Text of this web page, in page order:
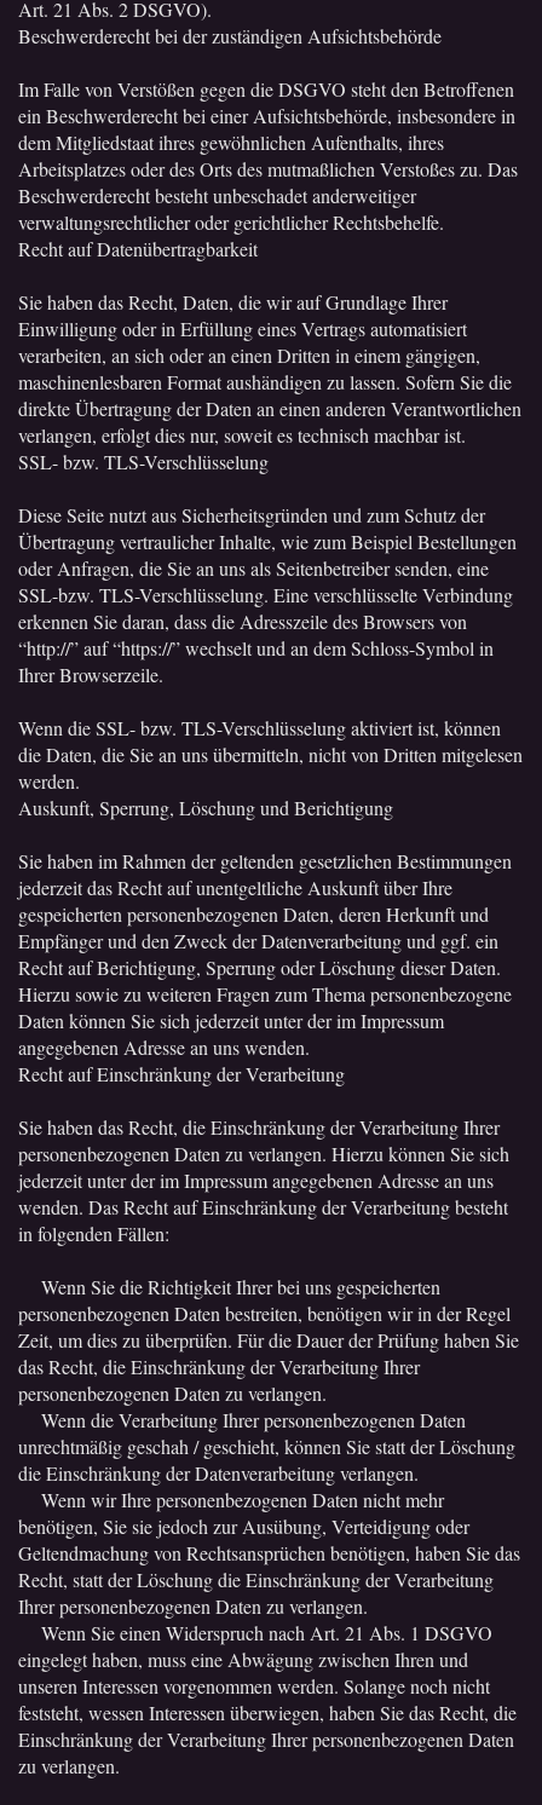
Art. 21 Abs. 2 DSGVO).
Beschwerderecht bei der zuständigen Aufsichtsbehörde
Im Falle von Verstößen gegen die DSGVO steht den Betroffenen
ein Beschwerderecht bei einer Aufsichtsbehörde, insbesondere in
dem Mitgliedstaat ihres gewöhnlichen Aufenthalts, ihres
Arbeitsplatzes oder des Orts des mutmaßlichen Verstoßes zu. Das
Beschwerderecht besteht unbeschadet anderweitiger
verwaltungsrechtlicher oder gerichtlicher Rechtsbehelfe.
Recht auf Datenübertragbarkeit
Sie haben das Recht, Daten, die wir auf Grundlage Ihrer
Einwilligung oder in Erfüllung eines Vertrags automatisiert
verarbeiten, an sich oder an einen Dritten in einem gängigen,
maschinenlesbaren Format aushändigen zu lassen. Sofern Sie die
direkte Übertragung der Daten an einen anderen Verantwortlichen
verlangen, erfolgt dies nur, soweit es technisch machbar ist.
SSL- bzw. TLS-Verschlüsselung
Diese Seite nutzt aus Sicherheitsgründen und zum Schutz der
Übertragung vertraulicher Inhalte, wie zum Beispiel Bestellungen
oder Anfragen, die Sie an uns als Seitenbetreiber senden, eine
SSL-bzw. TLS-Verschlüsselung. Eine verschlüsselte Verbindung
erkennen Sie daran, dass die Adresszeile des Browsers von
“http://” auf “https://” wechselt und an dem Schloss-Symbol in
Ihrer Browserzeile.
Wenn die SSL- bzw. TLS-Verschlüsselung aktiviert ist, können
die Daten, die Sie an uns übermitteln, nicht von Dritten mitgelesen
werden.
Auskunft, Sperrung, Löschung und Berichtigung
Sie haben im Rahmen der geltenden gesetzlichen Bestimmungen
jederzeit das Recht auf unentgeltliche Auskunft über Ihre
gespeicherten personenbezogenen Daten, deren Herkunft und
Empfänger und den Zweck der Datenverarbeitung und ggf. ein
Recht auf Berichtigung, Sperrung oder Löschung dieser Daten.
Hierzu sowie zu weiteren Fragen zum Thema personenbezogene
Daten können Sie sich jederzeit unter der im Impressum
angegebenen Adresse an uns wenden.
Recht auf Einschränkung der Verarbeitung
Sie haben das Recht, die Einschränkung der Verarbeitung Ihrer
personenbezogenen Daten zu verlangen. Hierzu können Sie sich
jederzeit unter der im Impressum angegebenen Adresse an uns
wenden. Das Recht auf Einschränkung der Verarbeitung besteht
in folgenden Fällen:
Wenn Sie die Richtigkeit Ihrer bei uns gespeicherten
personenbezogenen Daten bestreiten, benötigen wir in der Regel
Zeit, um dies zu überprüfen. Für die Dauer der Prüfung haben Sie
das Recht, die Einschränkung der Verarbeitung Ihrer
personenbezogenen Daten zu verlangen.
Wenn die Verarbeitung Ihrer personenbezogenen Daten
unrechtmäßig geschah / geschieht, können Sie statt der Löschung
die Einschränkung der Datenverarbeitung verlangen.
Wenn wir Ihre personenbezogenen Daten nicht mehr
benötigen, Sie sie jedoch zur Ausübung, Verteidigung oder
Geltendmachung von Rechtsansprüchen benötigen, haben Sie das
Recht, statt der Löschung die Einschränkung der Verarbeitung
Ihrer personenbezogenen Daten zu verlangen.
Wenn Sie einen Widerspruch nach Art. 21 Abs. 1 DSGVO
eingelegt haben, muss eine Abwägung zwischen Ihren und
unseren Interessen vorgenommen werden. Solange noch nicht
feststeht, wessen Interessen überwiegen, haben Sie das Recht, die
Einschränkung der Verarbeitung Ihrer personenbezogenen Daten
zu verlangen.